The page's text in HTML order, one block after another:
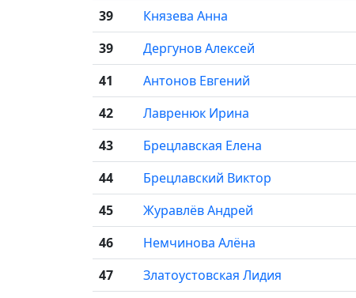
39
Князева Анна
39
Дергунов Алексей
41
Антонов Евгений
42
Лавренюк Ирина
43
Брецлавская Елена
44
Брецлавский Виктор
45
Журавлёв Андрей
46
Немчинова Алёна
47
Златоустовская Лидия